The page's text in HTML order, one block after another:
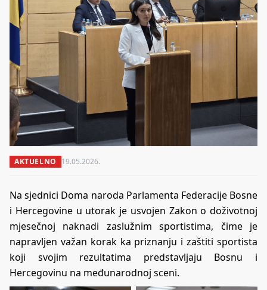
AKTUELNO 19.05.2026.
Na sjednici Doma naroda Parlamenta Federacije Bosne
i Hercegovine u utorak je usvojen Zakon o doživotnoj
mjesečnoj naknadi zaslužnim sportistima, čime je
napravljen važan korak ka priznanju i zaštiti sportista
koji svojim rezultatima predstavljaju Bosnu i
Hercegovinu na međunarodnoj sceni.